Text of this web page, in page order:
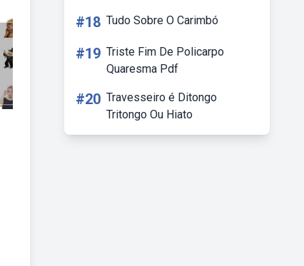
#18 Tudo Sobre O Carimbó
#19 Triste Fim De Policarpo
Quaresma Pdf
#20 Travesseiro é Ditongo
Tritongo Ou Hiato